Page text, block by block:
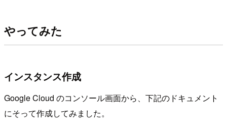
やってみた
インスタンス作成
Google Cloud のコンソール画面から、下記のドキュメント
にそって作成してみました。